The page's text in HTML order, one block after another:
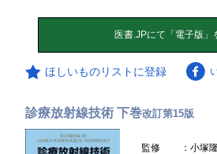
ほしいものリストに登録
診療放射線技術 下巻改訂第15版
監修
：小塚